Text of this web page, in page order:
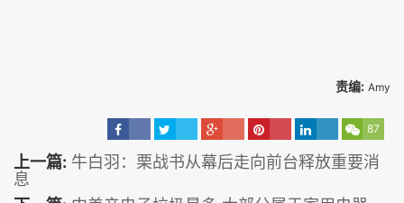
责编: Amy
87
上一篇: 牛白羽：栗战书从幕后走向前台释放重要消
息